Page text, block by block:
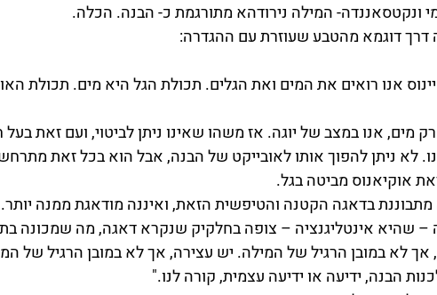
ונקטסאננדה- המילה נירודהא מתורגמת כ- הבנה. הכלה.
דרך דוגמא מהטבע שעוזרת עם ההגדרה:
אנו רואים את המים ואת הגלים. תכולת הגל היא מים. תכולת
מים, אנו במצב של יוגה. אז משהו שאינו ניתן לביטוי, ועם זאת
לא ניתן להפוך אותו לאובייקט של הבנה, אבל הוא בכל זאת מתרחש-
אוקיאנוס מביטה בגל.
בדאגה הקטנה והטיפשית הזאת, ואיננה מודאגת ממנה
שהיא אינטליגנציה – צופה בחלקיק שנקרא דאגה, מה שמכונה
אך לא במובן הרגיל של המילה. יש עצירה, אך לא במובן הרגיל של
הבנה, ידיעה או ידיעה עצמית, קורה לנו."